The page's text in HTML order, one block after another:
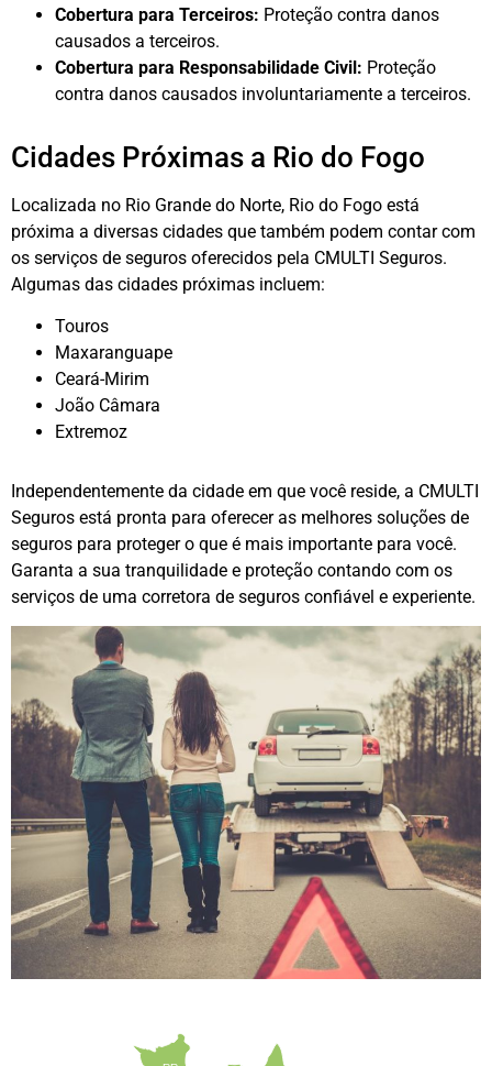
Cobertura para Terceiros: Proteção contra danos
causados a terceiros.
Cobertura para Responsabilidade Civil: Proteção
contra danos causados involuntariamente a terceiros.
Cidades Próximas a Rio do Fogo
Localizada no Rio Grande do Norte, Rio do Fogo está
próxima a diversas cidades que também podem contar com
os serviços de seguros oferecidos pela CMULTI Seguros.
Algumas das cidades próximas incluem:
Touros
Maxaranguape
Ceará-Mirim
João Câmara
Extremoz
Independentemente da cidade em que você reside, a CMULTI
Seguros está pronta para oferecer as melhores soluções de
seguros para proteger o que é mais importante para você.
Garanta a sua tranquilidade e proteção contando com os
serviços de uma corretora de seguros confiável e experiente.